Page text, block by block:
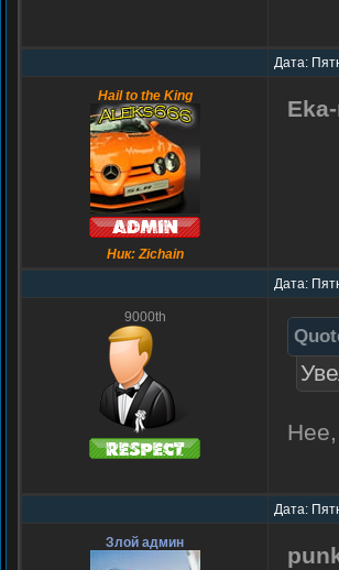
Дата:
Hail to the King
Ник: Zichain
Дата:
9000th
Дата:
Злой админ